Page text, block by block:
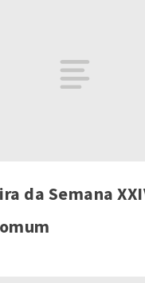
da Semana